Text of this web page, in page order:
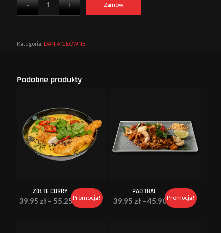
wynosiła:
65.00 zł.
wynosi:
55.25 zł.
Zamów
Kategoria: DANIA GŁÓWNE
Podobne produkty
ŻÓŁTE CURRY
39.95 zł – 55.25złZakres
Promocja!
PAD THAI
39.95 zł – 45.90złZakres
Promocja!